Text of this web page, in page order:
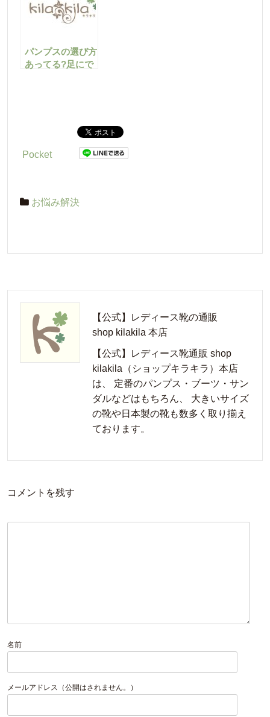
パンプスの選び方
あってる?足にで
Pocket
お悩み解決
【公式】レディース靴の通販
shop kilakila 本店
【公式】レディース靴通販 shop
kilakila（ショップキラキラ）本店
は、 定番のパンプス・ブーツ・サン
ダルなどはもちろん、 大きいサイズ
の靴や日本製の靴も数多く取り揃え
ております。
コメントを残す
名前
メールアドレス（公開はされません。）